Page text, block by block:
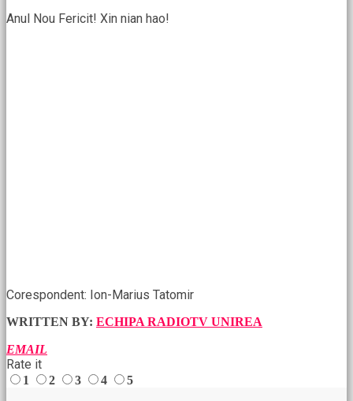
Anul Nou Fericit! Xin nian hao!
Corespondent: Ion-Marius Tatomir
WRITTEN BY: ECHIPA RADIOTV UNIREA
EMAIL
Rate it
1 2 3 4 5